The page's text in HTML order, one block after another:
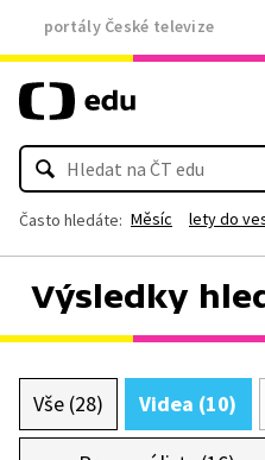
portály České televize
Často hledáte: Měsíc lety do
Výsledky
Vše (28) Videa (10)